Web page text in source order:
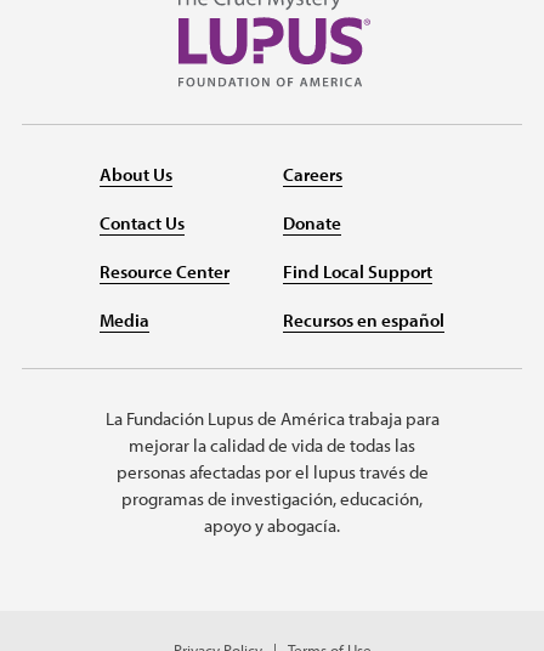
About Us
Contact Us
Resource Center
Media
Careers
Donate
Find Local Support
Recursos en español
La Fundación Lupus de América trabaja para
mejorar la calidad de vida de todas las
personas afectadas por el lupus través de
programas de investigación, educación,
apoyo y abogacía.